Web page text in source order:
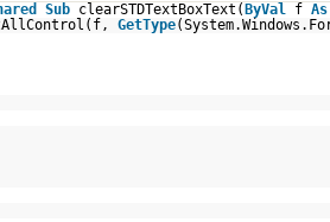
Sub clearSTDTextBoxText( ByVal f As
GetType